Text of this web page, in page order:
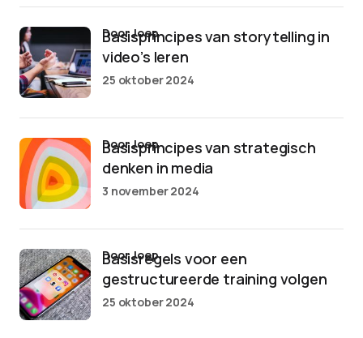
Basisprincipes van storytelling in
video’s leren
door Joep
25 oktober 2024
Basisprincipes van strategisch
denken in media
door Joep
3 november 2024
Basisregels voor een
gestructureerde training volgen
door Joep
25 oktober 2024